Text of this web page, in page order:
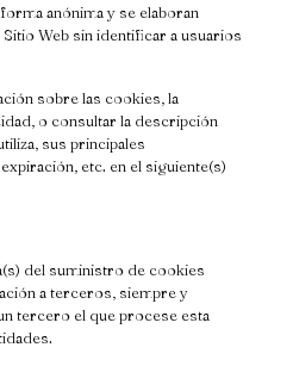
anónima y se elaboran
Web sin identificar a usuarios
sobre las cookies, la
o consultar la descripción
sus principales
etc. en el siguiente(s)
del suministro de cookies
a terceros, siempre y
tercero el que procese esta